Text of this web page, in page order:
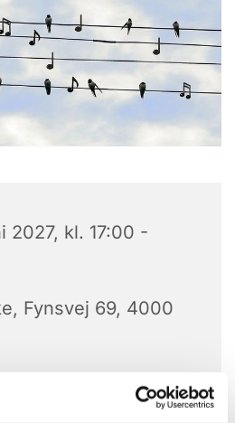
2027, kl. 17:00 -
Fynsvej 69, 4000